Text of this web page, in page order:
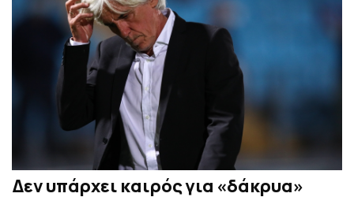
Δεν υπάρχει καιρός για «δάκρυα»